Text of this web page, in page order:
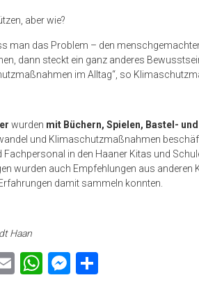
aber wie?
man das Problem – den
dann steckt ein ganz anderes
im Alltag“, so
wurden mit Büchern, Spielen, Bastel-
und Klimaschutzmaßnahmen
Fachpersonal in den Haaner Kitas und
wurden auch Empfehlungen aus
damit sammeln konnten.
Haan
EmailWhatsApp
Messenger